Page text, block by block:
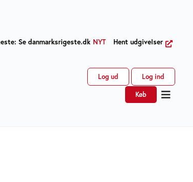
Se danmarksrigeste.dk NYT Hent udgivelser
Log ud Log ind
Køb